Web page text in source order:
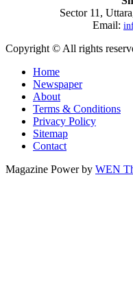
Sector 11,
Email:
Copyright © All rights
Home
Newspaper
About
Terms & Conditions
Privacy Policy
Sitemap
Contact
Magazine Power by WEN